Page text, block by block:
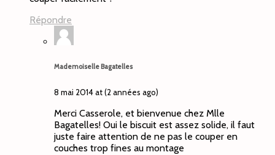
Répondre
Mademoiselle Bagatelles
8 mai 2014 at (2 années ago)
Merci Casserole, et bienvenue chez Mlle
Bagatelles! Oui le biscuit est assez solide, il faut
juste faire attention de ne pas le couper en
couches trop fines au montage